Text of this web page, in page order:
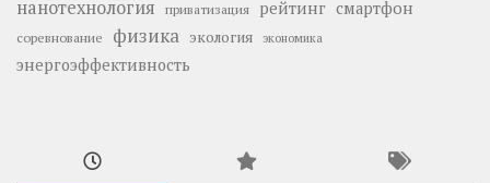
нанотехнология приватизация рейтинг смартфон
соревнование физика экология экономика
энергоэффективность